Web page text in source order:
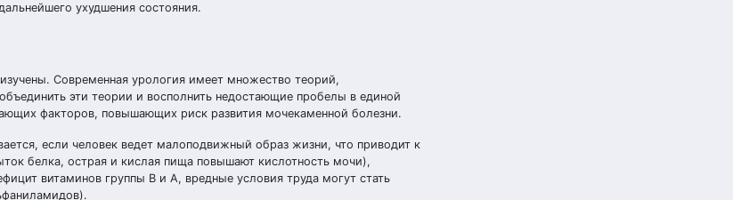
ухудшения состояния.
Современная урология имеет множество теорий,
эти теории и восполнить недостающие пробелы в единой
факторов, повышающих риск развития мочекаменной болезни.
если человек ведет малоподвижный образ жизни, что приводит к
белка, острая и кислая пища повышают кислотность мочи),
витаминов группы В и А, вредные условия труда могут стать